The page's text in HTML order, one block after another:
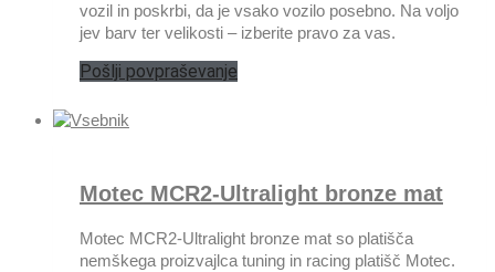
vozil in poskrbi, da je vsako vozilo posebno. Na voljo
jev barv ter velikosti – izberite pravo za vas.
Pošlji povpraševanje
Motec MCR2-Ultralight bronze mat
Motec MCR2-Ultralight bronze mat so platišča
nemškega proizvajlca tuning in racing platišč Motec.